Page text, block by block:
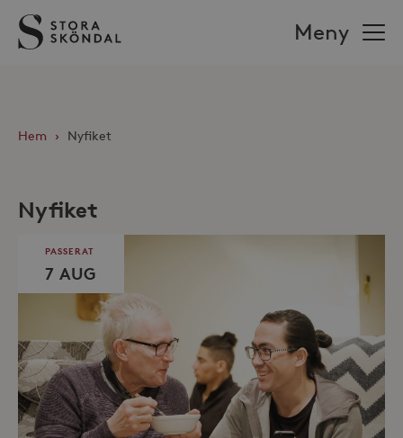
Stora
Sköndal
Meny
Hem › Nyfiket
Nyfiket
PASSERAT
7 AUG